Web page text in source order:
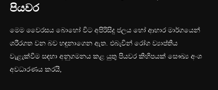
පියවර
මෙම වෛරසය බොහෝ විට අපිරිසිදු ජලය හෝ ආහාර මාර්ගයෙන්
ශරීරගත වන බව හඳුනාගෙන ඇත. එබැවින් රෝග ව්‍යාප්තිය
වැළැක්වීම සඳහා අනුගමනය කළ යුතු පියවර කිහිපයක් සෞඛ්‍ය අංශ
අවධාරණය කරයි,